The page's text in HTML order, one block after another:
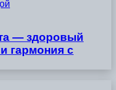
— здоровый
гармония с